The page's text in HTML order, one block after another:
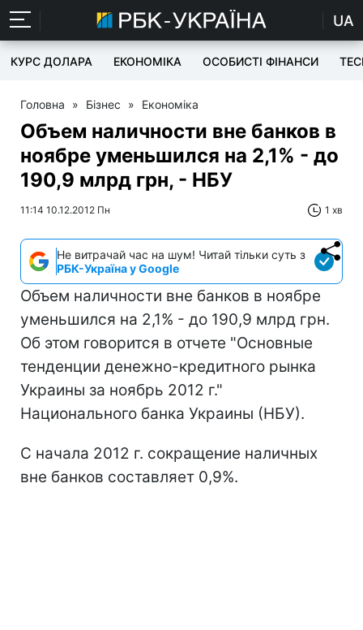
UA
КУРС ДОЛАРА ЕКОНОМІКА ОСОБИСТІ ФІНАНСИ
Головна » Бізнес » Економіка
Объем наличности вне банков в
ноябре уменьшился на 2,1% - до
190,9 млрд грн, - НБУ
11:14 10.12.2012 Пн 1 хв
Не витрачай час на шум! Читай тільки суть з
РБК-Україна у Google
Объем наличности вне банков в ноябре
уменьшился на 2,1% - до 190,9 млрд грн.
Об этом говорится в отчете "Основные
тенденции денежно-кредитного рынка
Украины за ноябрь 2012 г."
Национального банка Украины (НБУ).
С начала 2012 г. сокращение наличных
вне банков составляет 0,9%.